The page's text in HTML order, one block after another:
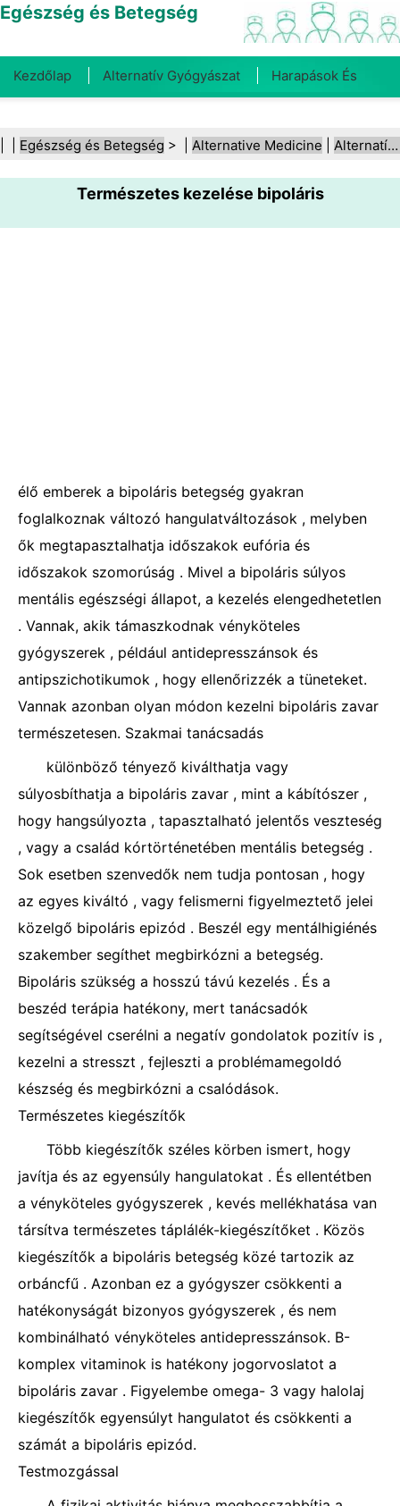
Egészség és Betegség
Kezdőlap Alternatív Gyógyászat Harapások És
Fogegészség Diéta És Táplálkozás Családi
Egészségügyi Ágazat Mentális Egészség
Közegészségügy És Biztonság Sebészet És
Egészség és Betegség > | Alternative Medicine Alternatív gyógymódok
Természetes kezelése bipoláris
élő emberek a bipoláris betegség gyakran
foglalkoznak változó hangulatváltozások , melyben
ők megtapasztalhatja időszakok eufória és
időszakok szomorúság . Mivel a bipoláris súlyos
mentális egészségi állapot, a kezelés elengedhetetlen
. Vannak, akik támaszkodnak vényköteles
gyógyszerek , például antidepresszánsok és
antipszichotikumok , hogy ellenőrizzék a tüneteket.
Vannak azonban olyan módon kezelni bipoláris zavar
természetesen. Szakmai tanácsadás
különböző tényező kiválthatja vagy
súlyosbíthatja a bipoláris zavar , mint a kábítószer ,
hogy hangsúlyozta , tapasztalható jelentős veszteség
, vagy a család kórtörténetében mentális betegség .
Sok esetben szenvedők nem tudja pontosan , hogy
az egyes kiváltó , vagy felismerni figyelmeztető jelei
közelgő bipoláris epizód . Beszél egy mentálhigiénés
szakember segíthet megbirkózni a betegség.
Bipoláris szükség a hosszú távú kezelés . És a
beszéd terápia hatékony, mert tanácsadók
segítségével cserélni a negatív gondolatok pozitív is ,
kezelni a stresszt , fejleszti a problémamegoldó
készség és megbirkózni a csalódások.
Természetes kiegészítők
Több kiegészítők széles körben ismert, hogy
javítja és az egyensúly hangulatokat . És ellentétben
a vényköteles gyógyszerek , kevés mellékhatása van
társítva természetes táplálék-kiegészítőket . Közös
kiegészítők a bipoláris betegség közé tartozik az
orbáncfű . Azonban ez a gyógyszer csökkenti a
hatékonyságát bizonyos gyógyszerek , és nem
kombinálható vényköteles antidepresszánsok. B-
komplex vitaminok is hatékony jogorvoslatot a
bipoláris zavar . Figyelembe omega- 3 vagy halolaj
kiegészítők egyensúlyt hangulatot és csökkenti a
számát a bipoláris epizód.
Testmozgással